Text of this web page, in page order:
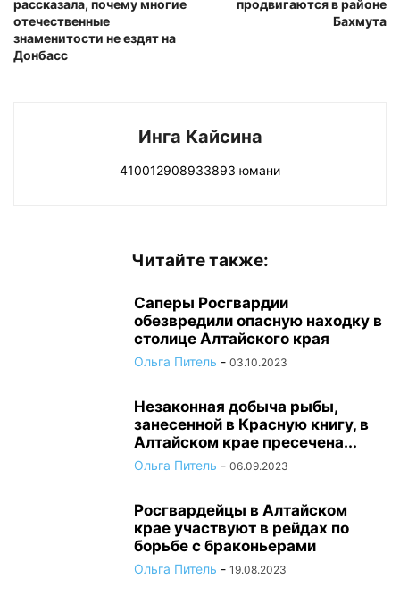
рассказала, почему многие
отечественные
знаменитости не ездят на
Донбасс
продвигаются в районе
Бахмута
Инга Кайсина
410012908933893 юмани
Читайте также:
Саперы Росгвардии
обезвредили опасную находку в
столице Алтайского края
Ольга Питель - 03.10.2023
Незаконная добыча рыбы,
занесенной в Красную книгу, в
Алтайском крае пресечена...
Ольга Питель - 06.09.2023
Росгвардейцы в Алтайском
крае участвуют в рейдах по
борьбе с браконьерами
Ольга Питель - 19.08.2023